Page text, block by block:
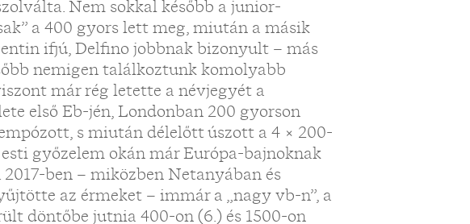
Nem sokkal később a junior-
a 400 gyors lett meg, miután a másik
ifjú, Delfino jobbnak bizonyult – más
nemigen találkoztunk komolyabb
már rég letette a névjegyét a
első Eb-jén, Londonban 200 gyorson
s miután délelőtt úszott a 4 × 200-
győzelem okán már Európa-bajnoknak
ben – miközben Netanyában és
az érmeket – immár a „nagy vb-n”, a
döntőbe jutnia 400-on (6.) és 1500-on